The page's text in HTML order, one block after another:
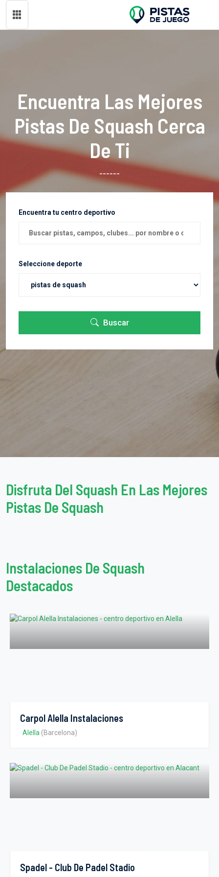
Encuentra Las Mejores
Pistas De Squash Cerca
De Ti
------
Encuentra tu centro deportivo
Seleccione deporte
Buscar
Disfruta Del Squash En Las Mejores
Pistas De Squash
Instalaciones De Squash
Destacados
Carpol Alella Instalaciones
Alella (Barcelona)
Spadel - Club De Padel Stadio